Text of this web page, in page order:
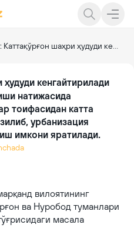
шаҳри ҳудуди кенгайтирилади
кенгайтирилади
натижасида
тоифасидан катта
урбанизация
имкони яратилади.
вилоятининг
ва Нуробод туманлари
масала